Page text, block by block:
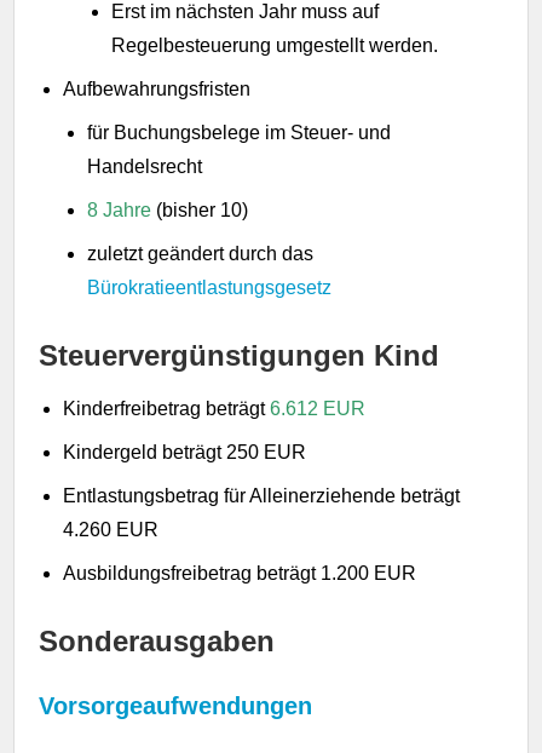
Erst im nächsten Jahr muss auf
Regelbesteuerung umgestellt werden.
Aufbewahrungsfristen
für Buchungsbelege im Steuer- und
Handelsrecht
8 Jahre (bisher 10)
zuletzt geändert durch das
Bürokratieentlastungsgesetz
Steuervergünstigungen Kind
Kinderfreibetrag beträgt6.612 EUR
Kindergeld beträgt 250 EUR
Entlastungsbetrag für Alleinerziehende beträgt
4.260 EUR
Ausbildungsfreibetrag beträgt 1.200 EUR
Sonderausgaben
Vorsorgeaufwendungen